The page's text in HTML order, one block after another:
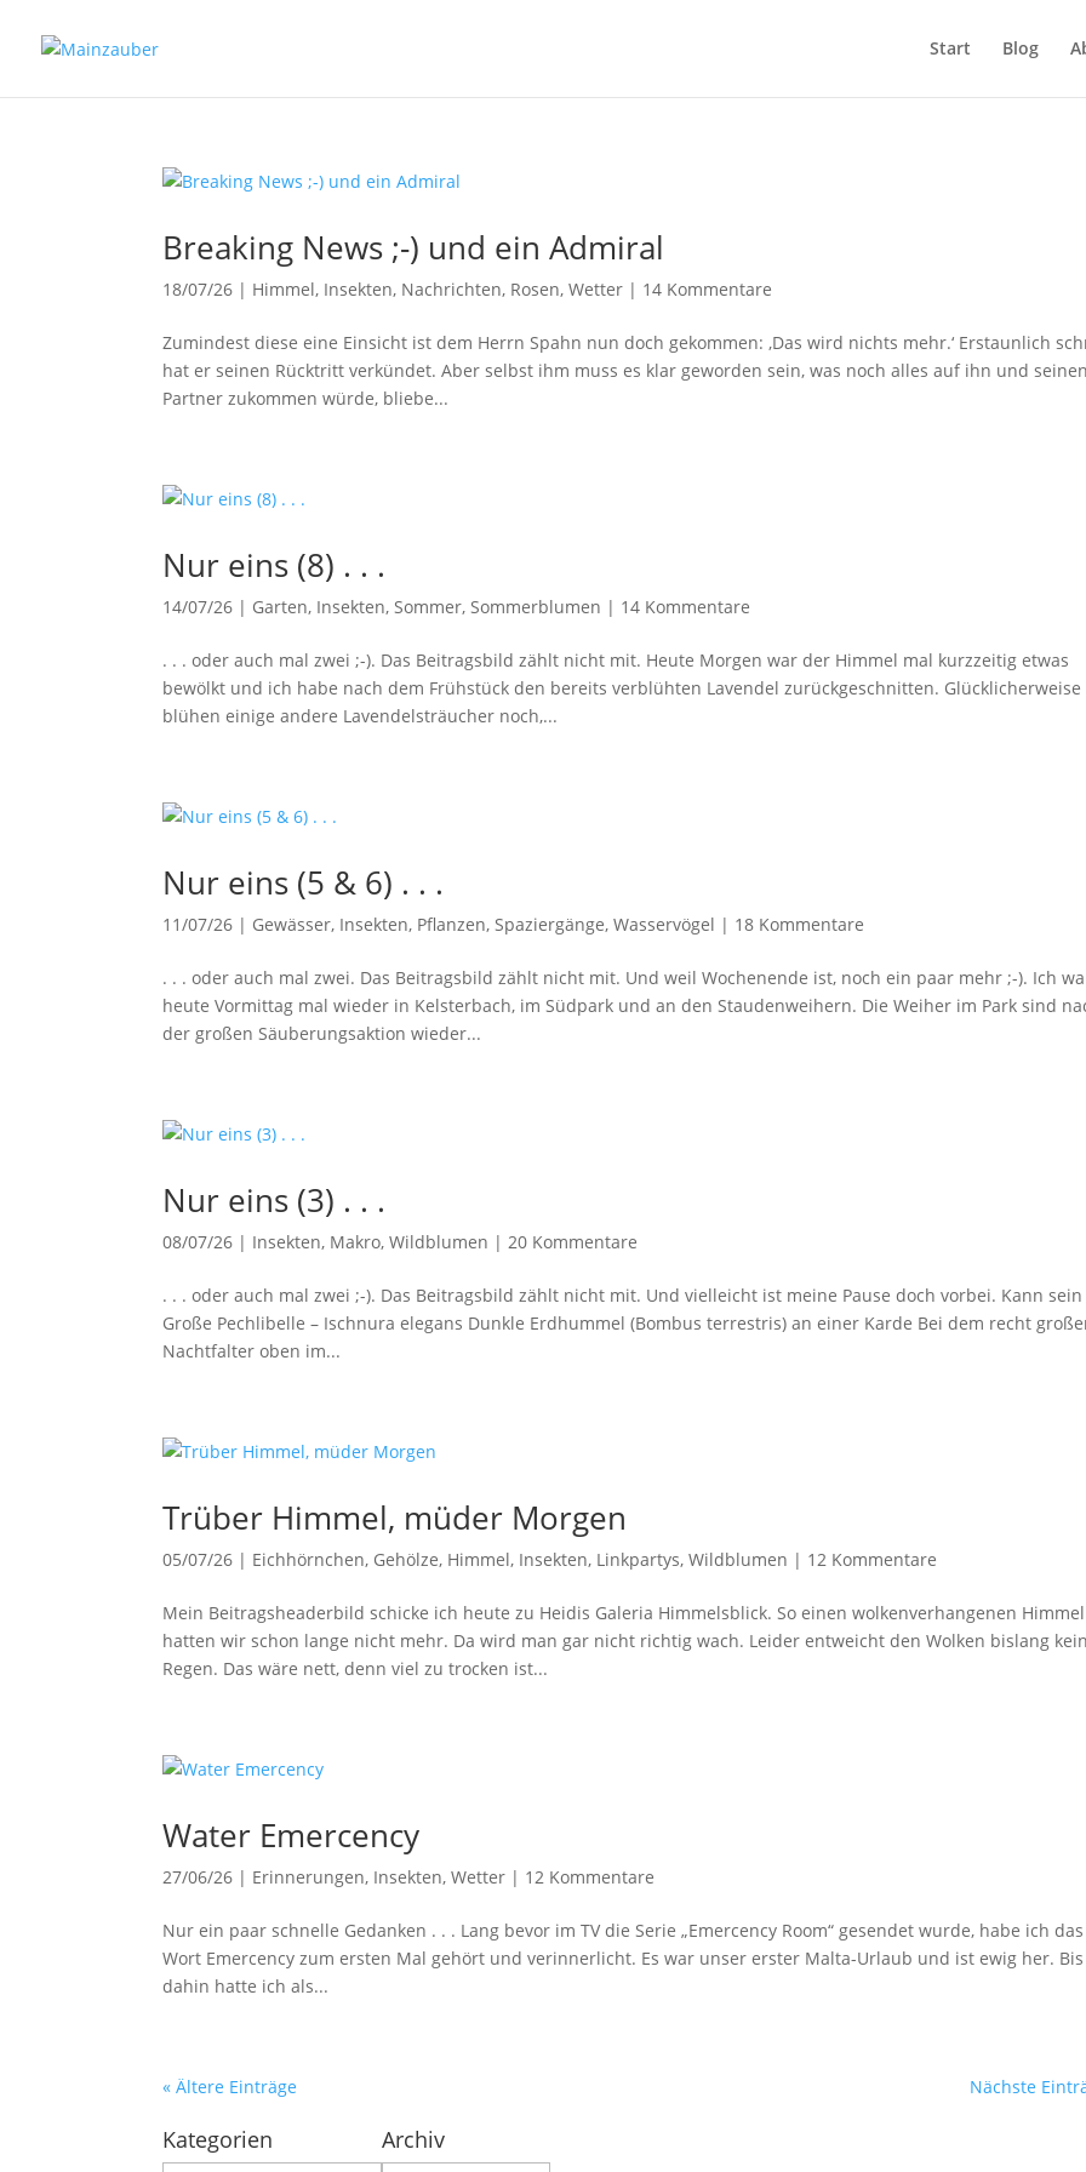
Start Blog
Breaking News ;-) und ein Admiral
18/07/26 | Himmel, Insekten, Nachrichten, Rosen,Wetter | 14 Kommentare
Zumindest diese eine Einsicht ist dem Herrn Spahn nun doch gekommen: ‚Das wird nichts mehr.‘ Erstaunlich
hat er seinen Rücktritt verkündet. Aber selbst ihm muss es klar geworden sein, was noch alles auf ihn und
Partner zukommen würde, bliebe...
Nur eins (8) . . .
14/07/26 | Garten, Insekten,Sommer,Sommerblumen | 14 Kommentare
. . . oder auch mal zwei ;-). Das Beitragsbild zählt nicht mit. Heute Morgen war der Himmel mal kurzzeitig etwas
bewölkt und ich habe nach dem Frühstück den bereits verblühten Lavendel zurückgeschnitten. Glücklicherweise
blühen einige andere Lavendelsträucher noch,...
Nur eins (5 & 6) . . .
11/07/26 | Gewässer, Insekten, Pflanzen,Spaziergänge,Wasservögel | 18 Kommentare
. . . oder auch mal zwei. Das Beitragsbild zählt nicht mit. Und weil Wochenende ist, noch ein paar mehr ;-). Ich
heute Vormittag mal wieder in Kelsterbach, im Südpark und an den Staudenweihern. Die Weiher im Park sind
der großen Säuberungsaktion wieder...
Nur eins (3) . . .
08/07/26 | Insekten, Makro,Wildblumen |20 Kommentare
. . . oder auch mal zwei ;-). Das Beitragsbild zählt nicht mit. Und vielleicht ist meine Pause doch vorbei. Kann
Große Pechlibelle – Ischnura elegans Dunkle Erdhummel (Bombus terrestris) an einer Karde Bei dem recht
Nachtfalter oben im...
Trüber Himmel, müder Morgen
05/07/26 | Eichhörnchen, Gehölze, Himmel, Insekten, Linkpartys,Wildblumen | 12 Kommentare
Mein Beitragsheaderbild schicke ich heute zu Heidis Galeria Himmelsblick. So einen wolkenverhangenen Himmel
hatten wir schon lange nicht mehr. Da wird man gar nicht richtig wach. Leider entweicht den Wolken bislang
Regen. Das wäre nett, denn viel zu trocken ist...
Water Emercency
27/06/26 | Erinnerungen, Insekten,Wetter | 12 Kommentare
Nur ein paar schnelle Gedanken . . . Lang bevor im TV die Serie „Emercency Room“ gesendet wurde, habe ich das
Wort Emercency zum ersten Mal gehört und verinnerlicht. Es war unser erster Malta-Urlaub und ist ewig her. Bis
dahin hatte ich als...
« Ältere Einträge Nächste
Kategorien Archiv